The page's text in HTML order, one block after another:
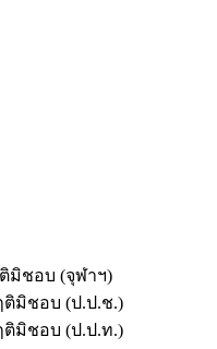
มิชอบ (จุฬาฯ)
ติมิชอบ (ป.ป.ช.)
ติมิชอบ (ป.ป.ท.)